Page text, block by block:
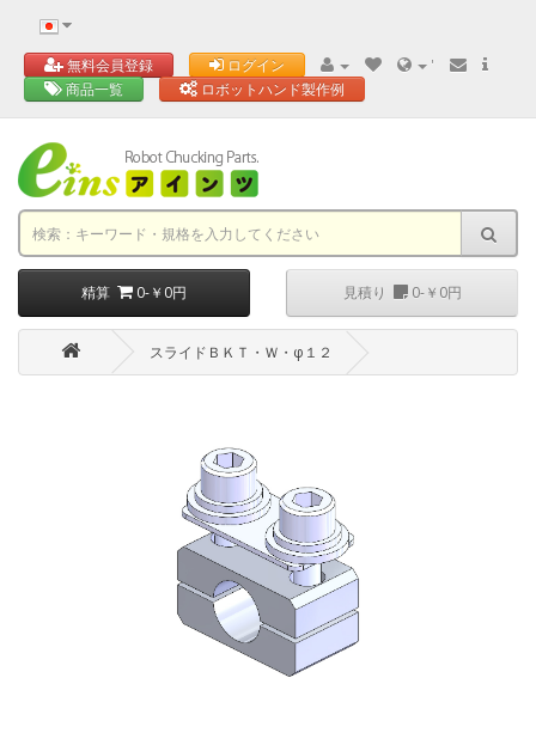
無料会員登録 ログイン
'
商品一覧
ロボットハンド製作例
精算 0-￥0円 見積り 0-￥0円
スライドＢＫＴ・Ｗ・φ１２